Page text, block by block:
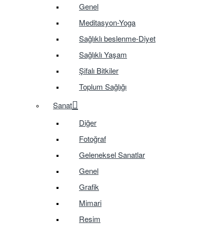
Genel
Meditasyon-Yoga
Sağlıklı beslenme-Diyet
Sağlıklı Yaşam
Şifalı Bitkiler
Toplum Sağlığı
Sanat
Diğer
Fotoğraf
Geleneksel Sanatlar
Genel
Grafik
Mimari
Resim